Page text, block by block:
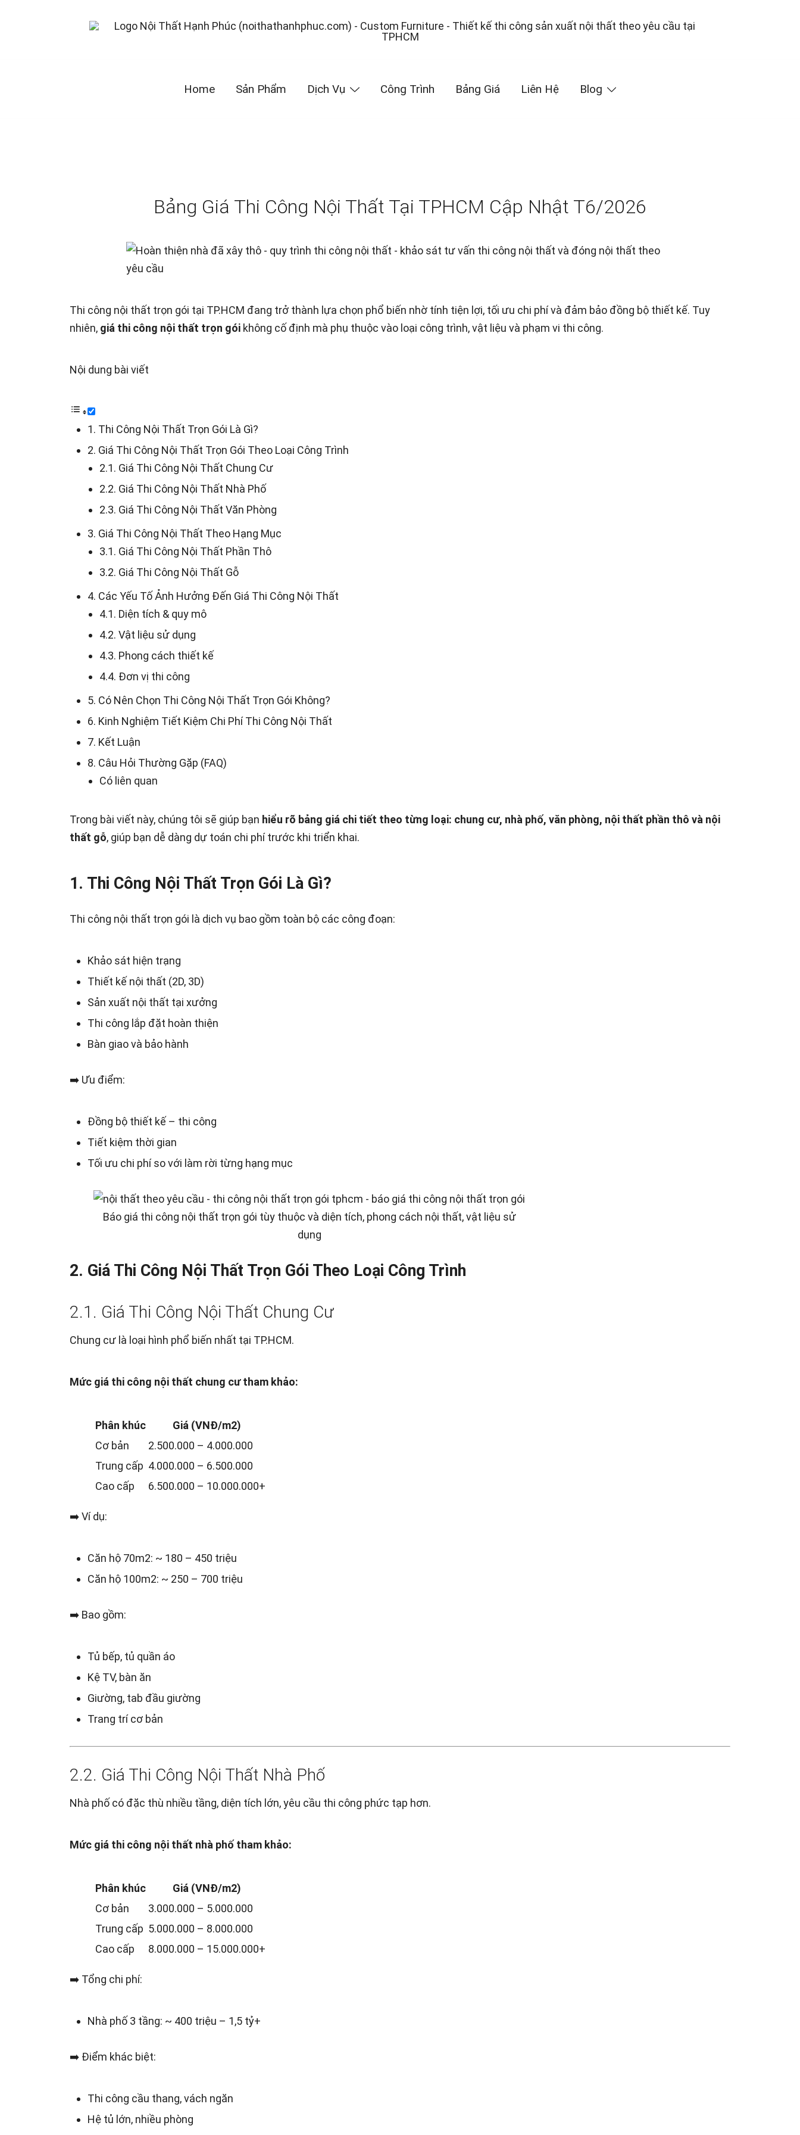
Home Sản Phẩm Dịch Vụ Công Trình Bảng Giá Liên Hệ Blog
Bảng Giá Thi Công Nội Thất Tại TPHCM Cập Nhật T6/2026
Thi công nội thất trọn gói tại TP.HCM đang trở thành lựa chọn phổ biến nhờ tính tiện lợi, tối ưu chi phí và đảm bảo đồng bộ thiết kế. Tuy
nhiên, giá thi công nội thất trọn gói không cố định mà phụ thuộc vào loại công trình, vật liệu và phạm vi thi công.
Nội dung bài viết
1. Thi Công Nội Thất Trọn Gói Là Gì?
2. Giá Thi Công Nội Thất Trọn Gói Theo Loại Công Trình
2.1. Giá Thi Công Nội Thất Chung Cư
2.2. Giá Thi Công Nội Thất Nhà Phố
2.3. Giá Thi Công Nội Thất Văn Phòng
3. Giá Thi Công Nội Thất Theo Hạng Mục
3.1. Giá Thi Công Nội Thất Phần Thô
3.2. Giá Thi Công Nội Thất Gỗ
4. Các Yếu Tố Ảnh Hưởng Đến Giá Thi Công Nội Thất
4.1. Diện tích & quy mô
4.2. Vật liệu sử dụng
4.3. Phong cách thiết kế
4.4. Đơn vị thi công
5. Có Nên Chọn Thi Công Nội Thất Trọn Gói Không?
6. Kinh Nghiệm Tiết Kiệm Chi Phí Thi Công Nội Thất
7. Kết Luận
8. Câu Hỏi Thường Gặp (FAQ)
Có liên quan
Trong bài viết này, chúng tôi sẽ giúp bạn hiểu rõ bảng giá chi tiết theo từng loại: chung cư, nhà phố, văn phòng, nội thất phần thô và nội
thất gỗ, giúp bạn dễ dàng dự toán chi phí trước khi triển khai.
1. Thi Công Nội Thất Trọn Gói Là Gì?
Thi công nội thất trọn gói là dịch vụ bao gồm toàn bộ các công đoạn:
Khảo sát hiện trạng
Thiết kế nội thất (2D, 3D)
Sản xuất nội thất tại xưởng
Thi công lắp đặt hoàn thiện
Bàn giao và bảo hành
➡️ Ưu điểm:
Đồng bộ thiết kế – thi công
Tiết kiệm thời gian
Tối ưu chi phí so với làm rời từng hạng mục
Báo giá thi công nội thất trọn gói tùy thuộc và diện tích, phong cách nội thất, vật liệu sử
dụng
2. Giá Thi Công Nội Thất Trọn Gói Theo Loại Công Trình
2.1. Giá Thi Công Nội Thất Chung Cư
Chung cư là loại hình phổ biến nhất tại TP.HCM.
Mức giá thi công nội thất chung cư tham khảo:
Phân khúc
Giá (VNĐ/m2)
Cơ bản
2.500.000 – 4.000.000
Trung cấp 4.000.000 – 6.500.000
Cao cấp
6.500.000 – 10.000.000+
➡️ Ví dụ:
Căn hộ 70m2: ~ 180 – 450 triệu
Căn hộ 100m2: ~ 250 – 700 triệu
➡️ Bao gồm:
Tủ bếp, tủ quần áo
Kệ TV, bàn ăn
Giường, tab đầu giường
Trang trí cơ bản
2.2. Giá Thi Công Nội Thất Nhà Phố
Nhà phố có đặc thù nhiều tầng, diện tích lớn, yêu cầu thi công phức tạp hơn.
Mức giá thi công nội thất nhà phố tham khảo:
Phân khúc
Giá (VNĐ/m2)
Cơ bản
3.000.000 – 5.000.000
Trung cấp 5.000.000 – 8.000.000
Cao cấp
8.000.000 – 15.000.000+
➡️ Tổng chi phí:
Nhà phố 3 tầng: ~ 400 triệu – 1,5 tỷ+
➡️ Điểm khác biệt:
Thi công cầu thang, vách ngăn
Hệ tủ lớn, nhiều phòng